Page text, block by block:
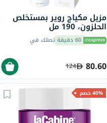
مزيل مكياج روير بمستخلص
الحلزون، 190 مل
60 دقيقة تصلك في
80.60
124
40% خصم